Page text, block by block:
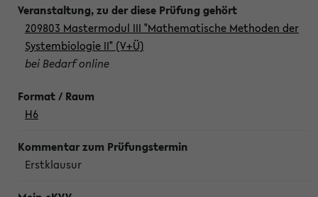
209803 Mastermodul III "Mathematische Methoden der
Systembiologie II" (V+Ü)
bei Bedarf online
H6
Erstklausur